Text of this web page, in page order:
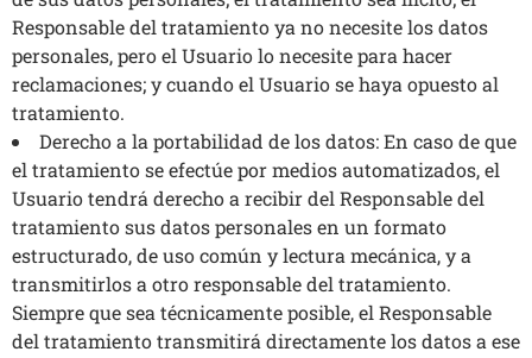
Responsable del tratamiento ya no necesite los datos
personales, pero el Usuario lo necesite para hacer
reclamaciones; y cuando el Usuario se haya opuesto al
tratamiento.
Derecho a la portabilidad de los datos: En caso de que
el tratamiento se efectúe por medios automatizados, el
Usuario tendrá derecho a recibir del Responsable del
tratamiento sus datos personales en un formato
estructurado, de uso común y lectura mecánica, y a
transmitirlos a otro responsable del tratamiento.
Siempre que sea técnicamente posible, el Responsable
del tratamiento transmitirá directamente los datos a ese